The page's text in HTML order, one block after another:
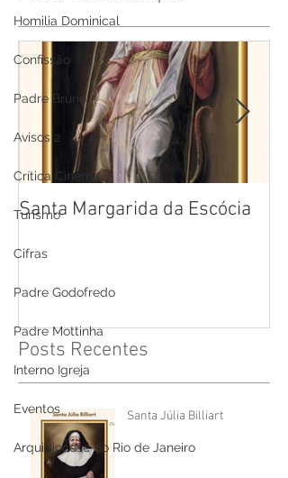
Homilia Dominical
Confissão
Padre Bruno
Avisos 2
Crítica Cinema
Turismo
Cifras
Padre Godofredo
Padre Mottinha
Interno Igreja
Eventos
Arquidiocese do Rio de Janeiro
Santa Margarida da Escócia
Posts Recentes
Santa Júlia Billiart